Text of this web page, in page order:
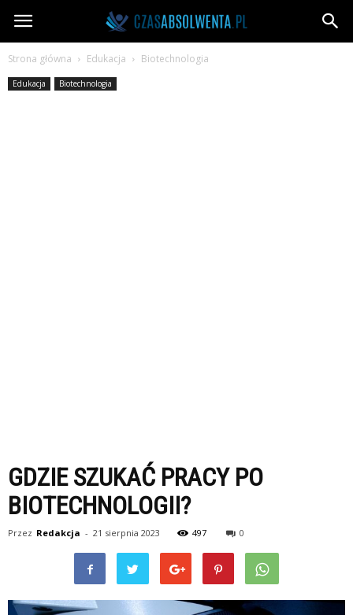
CzasAbsolwenta.pl
Strona główna Edukacja Biotechnologia
Edukacja Biotechnologia
GDZIE SZUKAĆ PRACY PO
BIOTECHNOLOGII?
Przez Redakcja - 21 sierpnia 2023 497 0